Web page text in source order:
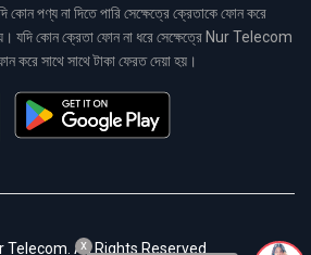
কোন পণ্য না দিতে পারি সেক্ষেত্রে ক্রেতাকে ফোন করে
যদি কোন ক্রেতা ফোন না ধরে সেক্ষেত্রে Nur Telecom
করে সাথে সাথে টাকা ফেরত দেয়া হয়।
Telecom. All Rights Reserved.
x